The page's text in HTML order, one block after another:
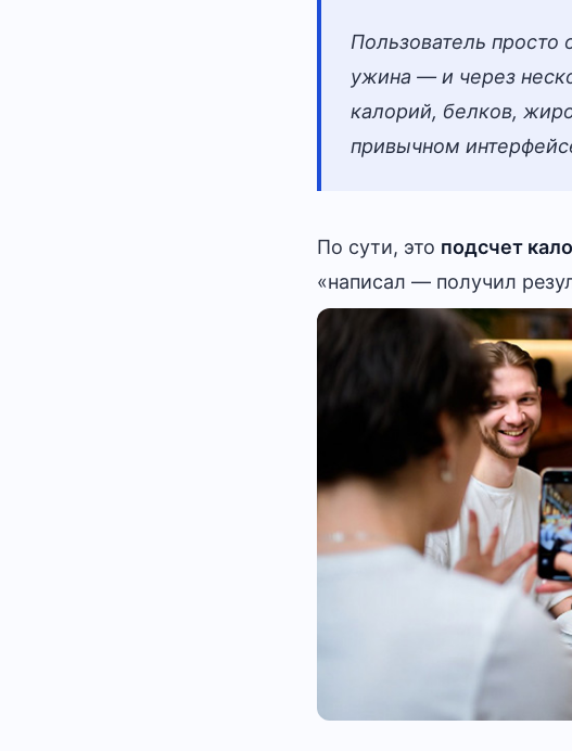
Пользователь просто
ужина — и через
калорий, белков,
привычном
По сути, это подсчет
«написал — получил